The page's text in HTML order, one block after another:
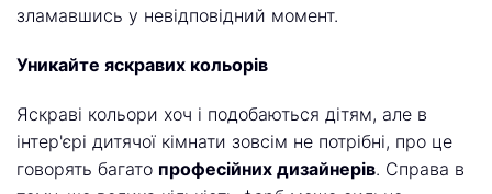
зламавшись у невідповідний момент.
Уникайте яскравих кольорів
Яскраві кольори хоч і подобаються дітям, але в
інтер'єрі дитячої кімнати зовсім не потрібні, про це
говорять багато професійних дизайнерів. Справа в